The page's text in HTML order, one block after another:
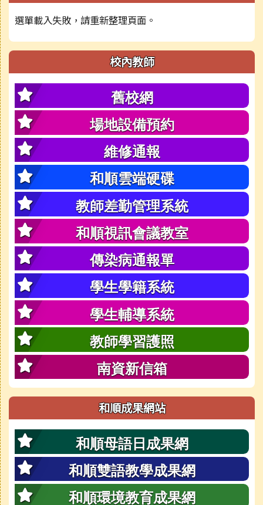
選單載入失敗，請重新整理頁面。
校內教師
舊校網
場地設備預約
維修通報
和順雲端硬碟
教師差勤管理系統
和順視訊會議教室
傳染病通報單
學生學籍系統
學生輔導系統
教師學習護照
南資新信箱
和順成果網站
和順母語日成果網
和順雙語教學成果網
和順環境教育成果網